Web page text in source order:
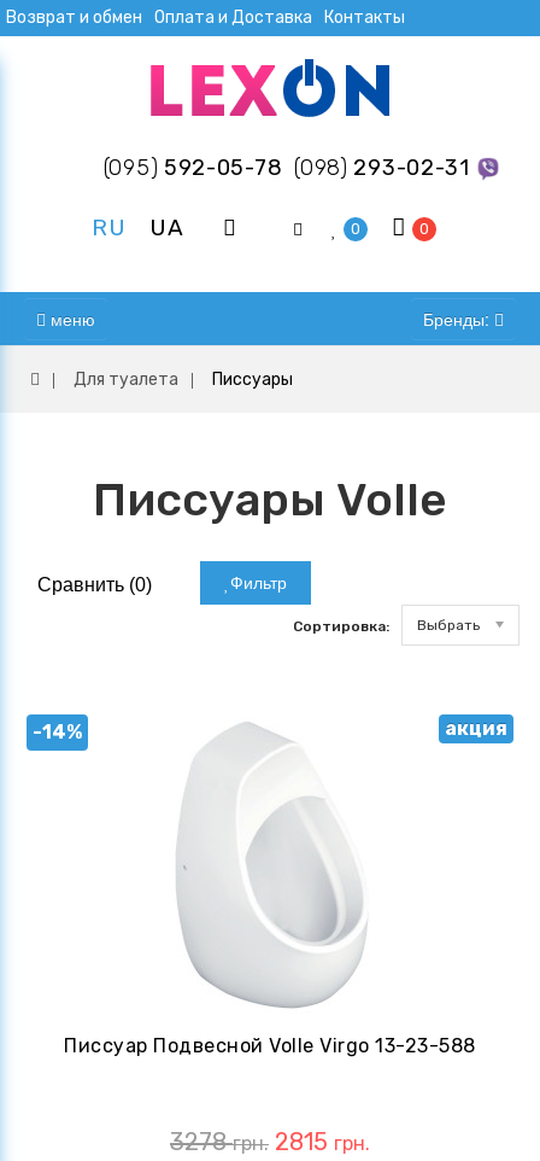
Возврат и обмен Оплата и Доставка Контакты
(095) 592-05-78 (098) 293-02-31
RU UA 0 0
меню Бренды:
Для туалета Писсуары
Писсуары Volle
Сравнить (0) Фильтр
Сортировка: Выбрать
-14% акция
Писсуар Подвесной Volle Virgo 13-23-588
3278грн. 2815 грн.